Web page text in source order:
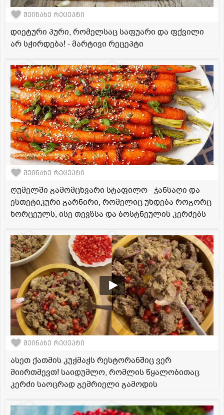
შეინახე რეცეპტი
დიეტური პური, რომელსაც საფუარი და ფქვილი
არ სჭირდება! - მარტივი რეცეპტი
შეინახე რეცეპტი
ღუმელში გამომცხვარი სტაფილო - ჯანსაღი და
ესთეტიკური გარნირი, რომელიც უხდება როგორც
ხორცეულს, ისე თევზსა და ბოსტნეულის კერძებს
შეინახე რეცეპტი
ასეთ ქათმის კუჭმაჭს რესტორანშიც ვერ
მიირთმევთ! საიდუმლო, რომლის წყალობითაც
კერძი საოცრად გემრიელი გამოდის